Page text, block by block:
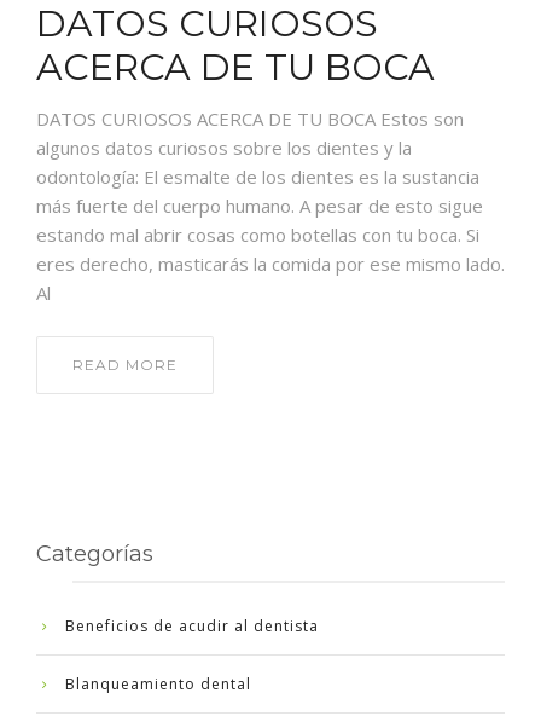
DATOS CURIOSOS
ACERCA DE TU BOCA
DATOS CURIOSOS ACERCA DE TU BOCA Estos son
algunos datos curiosos sobre los dientes y la
odontología: El esmalte de los dientes es la sustancia
más fuerte del cuerpo humano. A pesar de esto sigue
estando mal abrir cosas como botellas con tu boca. Si
eres derecho, masticarás la comida por ese mismo lado.
Al
READ MORE
Categorías
Beneficios de acudir al dentista
Blanqueamiento dental